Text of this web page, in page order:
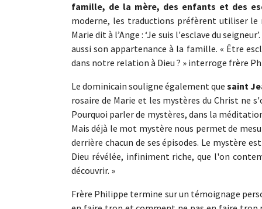
famille, de la mère, des enfants et des
moderne, les traductions préfèrent utiliser le
Marie dit à l’Ange : ‘Je suis l'esclave du
aussi son appartenance à la famille. « Être
dans notre relation à Dieu ? » interroge frère
Le dominicain souligne également quesaint
rosaire de Marie et les mystères du Christ ne
Pourquoi parler de mystères, dans la
Mais déjà le mot mystère nous permet de
derrière chacun de ses épisodes. Le mystère
Dieu révélée, infiniment riche, que l'on
découvrir. »
Frère Philippe termine sur un témoignage